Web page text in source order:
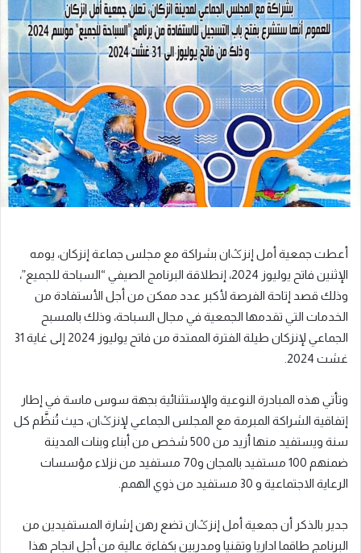
إلكترونيا
أعطت جمعية أمل إنزݣان بشراكة مع مجلس جماعة إنزكان، يومه
الإثنين فاتح يوليوز 2024، إنطلاقة البرنامج الصيفي “السباحة للجميع”،
وذلك قصد إتاحة الفرصة لأكبر عدد ممكن من أجل الأستفادة من
الخدمات التي تقدمها الجمعية في مجال السباحة، وذلك بالمسبح
الجماعي لإنزكان طيلة الفترة الممتدة من فاتح يوليوز 2024 إلى غاية 31
غشت 2024.
وتأتي هذه المبادرة النوعية والإستثنائية بجهة سوس ماسة في إطار
إتفاقية الشراكة المبرمة مع المجلس الجماعي لإنزݣان، حيث تُنظَّم كل
سنة ويستفيد منها أزيد من 500 شخص من أبناء وبنات المدينة
ضمنهم 100 مستفيد بالمجان و70 مستفيد من نزلاء مؤسسات
الرعاية الاجتماعية و 30 مستفيد من ذوي الهمم.
جدير بالذكر أن جمعية أمل إنزݣان تضع رهن إشارة المستفيدين من
البرنامج طاقما اداريا وتقنيا ومدربين بكفاءة عالية من أجل انجاح هذا